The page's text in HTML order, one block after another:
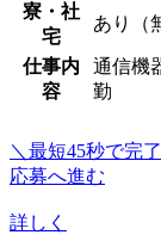
寮・社
宅
あり（
仕事内
容
通信機
勤
＼最短45秒で完
応募へ進む
詳しく